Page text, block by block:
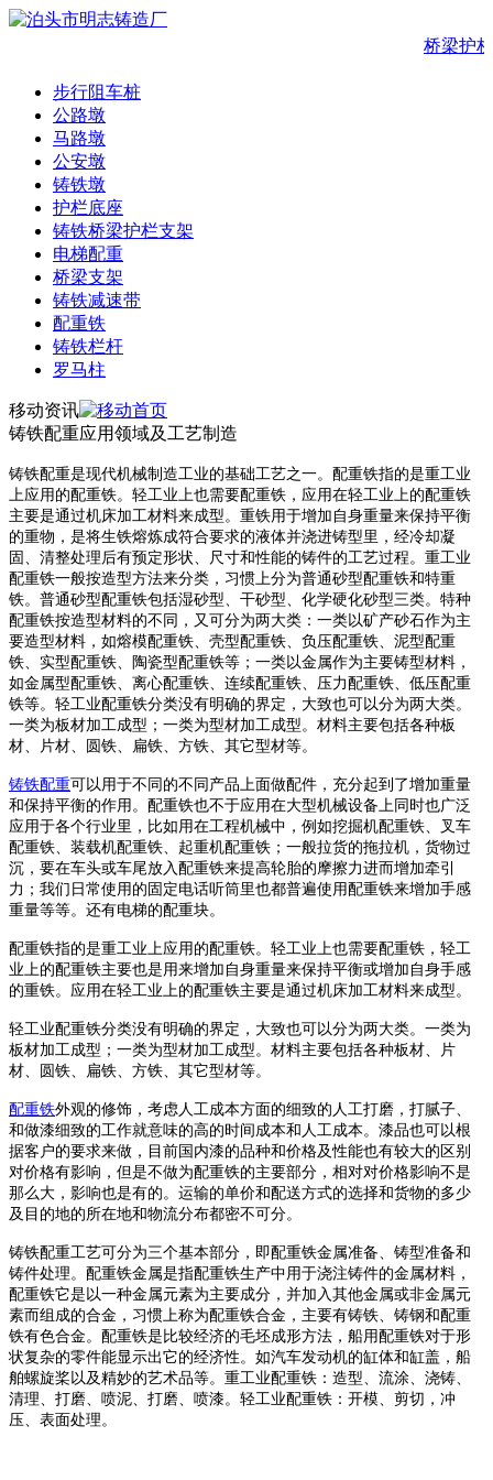
桥梁护
步行阻车桩
公路墩
马路墩
公安墩
铸铁墩
护栏底座
铸铁桥梁护栏支架
电梯配重
桥梁支架
铸铁减速带
配重铁
铸铁栏杆
罗马柱
移动资讯
铸铁配重应用领域及工艺制造
铸铁配重是现代机械制造工业的基础工艺之一。配重铁指的是重工业
上应用的配重铁。轻工业上也需要配重铁，应用在轻工业上的配重铁
主要是通过机床加工材料来成型。重铁用于增加自身重量来保持平衡
的重物，是将生铁熔炼成符合要求的液体并浇进铸型里，经冷却凝
固、清整处理后有预定形状、尺寸和性能的铸件的工艺过程。重工业
配重铁一般按造型方法来分类，习惯上分为普通砂型配重铁和特重
铁。普通砂型配重铁包括湿砂型、干砂型、化学硬化砂型三类。特种
配重铁按造型材料的不同，又可分为两大类：一类以矿产砂石作为主
要造型材料，如熔模配重铁、壳型配重铁、负压配重铁、泥型配重
铁、实型配重铁、陶瓷型配重铁等；一类以金属作为主要铸型材料，
如金属型配重铁、离心配重铁、连续配重铁、压力配重铁、低压配重
铁等。轻工业配重铁分类没有明确的界定，大致也可以分为两大类。
一类为板材加工成型；一类为型材加工成型。材料主要包括各种板
材、片材、圆铁、扁铁、方铁、其它型材等。
铸铁配重可以用于不同的不同产品上面做配件，充分起到了增加重量
和保持平衡的作用。配重铁也不于应用在大型机械设备上同时也广泛
应用于各个行业里，比如用在工程机械中，例如挖掘机配重铁、叉车
配重铁、装载机配重铁、起重机配重铁；一般拉货的拖拉机，货物过
沉，要在车头或车尾放入配重铁来提高轮胎的摩擦力进而增加牵引
力；我们日常使用的固定电话听筒里也都普遍使用配重铁来增加手感
重量等等。还有电梯的配重块。
配重铁指的是重工业上应用的配重铁。轻工业上也需要配重铁，轻工
业上的配重铁主要也是用来增加自身重量来保持平衡或增加自身手感
的重铁。应用在轻工业上的配重铁主要是通过机床加工材料来成型。
轻工业配重铁分类没有明确的界定，大致也可以分为两大类。一类为
板材加工成型；一类为型材加工成型。材料主要包括各种板材、片
材、圆铁、扁铁、方铁、其它型材等。
配重铁外观的修饰，考虑人工成本方面的细致的人工打磨，打腻子、
和做漆细致的工作就意味的高的时间成本和人工成本。漆品也可以根
据客户的要求来做，目前国内漆的品种和价格及性能也有较大的区别
对价格有影响，但是不做为配重铁的主要部分，相对对价格影响不是
那么大，影响也是有的。运输的单价和配送方式的选择和货物的多少
及目的地的所在地和物流分布都密不可分。
铸铁配重工艺可分为三个基本部分，即配重铁金属准备、铸型准备和
铸件处理。配重铁金属是指配重铁生产中用于浇注铸件的金属材料，
配重铁它是以一种金属元素为主要成分，并加入其他金属或非金属元
素而组成的合金，习惯上称为配重铁合金，主要有铸铁、铸钢和配重
铁有色合金。配重铁是比较经济的毛坯成形方法，船用配重铁对于形
状复杂的零件能显示出它的经济性。如汽车发动机的缸体和缸盖，船
舶螺旋桨以及精妙的艺术品等。重工业配重铁：造型、流涂、浇铸、
清理、打磨、喷泥、打磨、喷漆。轻工业配重铁：开模、剪切，冲
压、表面处理。